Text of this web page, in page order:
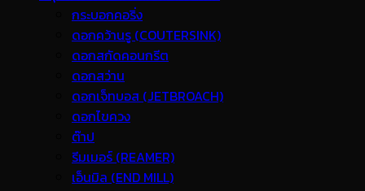
กระบอกคอริ่ง
ดอกคว้านรู (COUTERSINK)
ดอกสกัดคอนกรีต
ดอกสว่าน
ดอกเจ็ทบอส (JETBROACH)
ดอกไขควง
ต๊าป
รีมเมอร์ (REAMER)
เอ็นมิล (END MILL)